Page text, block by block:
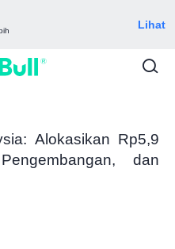
Lihat
Alokasikan Rp5,9
dan